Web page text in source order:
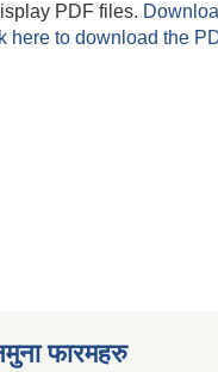
PDF files.
here to download the
फारमहरु